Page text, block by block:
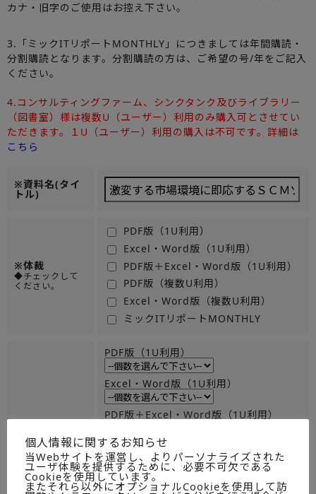
カナ・旧字のご使用はお控え下さい。
3.「ミックITリポートMONTHLY」につきましては年間購読・
分割購読となります。分割購読の方は、ご希望の号/年をご記入
ください。
4.コンサルティングファーム、シンクタンク及びライブラリー
（図書室）様は複数U（ユーザー）利用のみ購入可とさせてい
ただきます。１U（ユーザー）利用の購入は不可です。詳細は
こちら
※資料名(タイ
トル)
※体裁
◆チェックして
ください。
PDF版（1U利用）
Excel・Word版（1U利用）
PDF版＋Excel・Word版（1U利用）
PDF版（複数U利用）
Excel・Word版（複数U利用）
ミックITリポートMONTHLY
◆必須のためチ
ェックしてくだ
さい。
PDF版（1U利用）
Excel・Word版（1U利用）
PDF版＋Excel・Word版（1U利用）
PDF版（複数U利用）
Excel・Word版（複数U利用）
個人情報に関するお知らせ
当Webサイトを運営し、よりパーソナライズされた
ユーザ体験を提供するために、必要不可欠である
Cookieを使用しています。
またそれら以外にオプショナルCookieを使用して訪